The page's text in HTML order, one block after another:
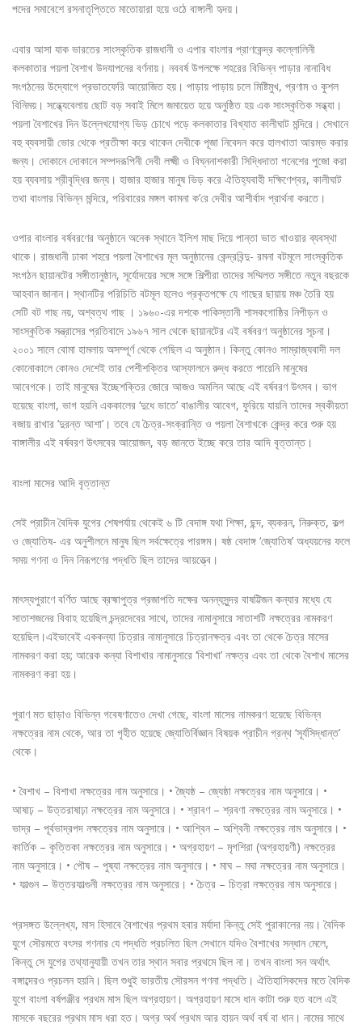
পদের সমাবেশে রসনাতৃপ্তিতে মাতোয়ারা হয়ে ওঠে বাঙ্গালী হৃদয়।
এবার আসা যাক ভারতের সাংস্কৃতিক রাজধানী ও এপার বাংলার প্রাণকেন্দ্র কল্লোলিনী
কলকাতার পয়লা বৈশাখ উদযাপনের বর্ণনায়। নববর্ষ উপলক্ষে শহরের বিভিন্ন পাড়ার নানাবিধ
সংগঠনের উদ্যোগে প্রভাতফেরি আয়োজিত হয়। পাড়ায় পাড়ায় চলে মিষ্টিমুখ, প্রণাম ও কুশল
বিনিময়। সন্ধ্যেবেলায় ছোট বড় সবাই মিলে জমায়েত হয়ে অনুষ্ঠিত হয় এক সাংস্কৃতিক সন্ধ্যা।
পয়লা বৈশাখের দিন উল্লেখযোগ্য ভিড় চোখে পড়ে কলকাতার বিখ্যাত কালীঘাট মন্দিরে। সেখানে
বহু ব্যবসায়ী ভোর থেকে প্রতীক্ষা করে থাকেন দেবীকে পূজা নিবেদন করে হালখাতা আরম্ভ করার
জন্য। দোকানে দোকানে সম্পদরূপিনী দেবী লক্ষ্মী ও বিঘ্ননাশকারী সিদ্ধিদাতা গনেশের পুজো করা
হয় ব্যবসায় শ্রীবৃদ্ধির জন্য। হাজার হাজার মানুষ ভিড় করে ঐতিহ্যবাহী দক্ষিণেশ্বর, কালীঘাট
তথা বাংলার বিভিন্ন মন্দিরে, পরিবারের মঙ্গল কামনা ক’রে দেবীর আশীর্বাদ প্রার্থনা করতে।
ওপার বাংলার বর্ষবরণের অনুষ্ঠানে অনেক স্থানে ইলিশ মাছ দিয়ে পান্তা ভাত খাওয়ার ব্যবস্থা
থাকে। রাজধানী ঢাকা শহরে পয়লা বৈশাখের মূল অনুষ্ঠানের কেন্দ্রবিন্দু- রমনা বটমূলে সাংস্কৃতিক
সংগঠন ছায়ানটের সঙ্গীতানুষ্ঠান, সূর্যোদয়ের সঙ্গে সঙ্গে শিল্পীরা তাদের সম্মিলত সঙ্গীতে নতুন বছরকে
আহবান জানান। স্থানটির পরিচিতি বটমূল হলেও প্রকৃতপক্ষে যে গাছের ছায়ায় মঞ্চ তৈরি হয়
সেটি বট গাছ নয়, অশ্বত্থ গাছ । ১৯৬০-এর দশকে পাকিস্তানী শাসকগোষ্ঠির নিপীড়ন ও
সাংস্কৃতিক সন্ত্রাসের প্রতিবাদে ১৯৬৭ সাল থেকে ছায়ানটের এই বর্ষবরণ অনুষ্ঠানের সূচনা।
২০০১ সালে বোমা হামলায় অসম্পূর্ণ থেকে গেছিল এ অনুষ্ঠান। কিন্তু কোনও সাম্রাজ্যবাদী দল
কোনোকালে কোনও দেশেই তার পেশীশক্তির আস্ফালনে রুদ্ধ করতে পারেনি মানুষের
আবেগকে। তাই মানুষের ইচ্ছেশক্তির জোরে আজও অমলিন আছে এই বর্ষবরণ উৎসব। ভাগ
হয়েছে বাংলা, ভাগ হয়নি এককালের ‘দুধে ভাতে’ বাঙালীর আবেগ, ফুরিয়ে যায়নি তাদের স্বকীয়তা
বজায় রাখার ‘দুরন্ত আশা’। তবে যে চৈত্র-সংক্রান্তি ও পয়লা বৈশাখকে কেন্দ্র করে শুরু হয়
বাঙ্গালীর এই বর্ষবরণ উৎসবের আয়োজন, বড় জানতে ইচ্ছে করে তার আদি বৃত্তান্ত।
বাংলা মাসের আদি বৃত্তান্ত
সেই প্রাচীন বৈদিক যুগের শেষপর্যায় থেকেই ৬ টি বেদাঙ্গ যথা শিক্ষা, ছন্দ, ব্যকরন, নিরুক্ত, কল্প
ও জ্যোতিষ- এর অনুশীলনে মানুষ ছিল সর্বক্ষেত্রে পারঙ্গম। ষষ্ঠ বেদাঙ্গ ‘জ্যোতিষ’ অধ্যয়নের ফলে
সময় গণনা ও দিন নিরূপণের পদ্ধতি ছিল তাদের আয়ত্ত্বে।
মাৎস্যপুরাণে বর্ণিত আছে ব্রহ্মাপুত্র প্রজাপতি দক্ষের অনন্যসুন্দর বাষট্টিজন কন্যার মধ্যে যে
সাতাশজনের বিবাহ হয়েছিল চন্দ্রদেবের সাথে, তাদের নামানুসারে সাতাশটি নক্ষত্রের নামকরণ
হয়েছিল।এইভাবেই এককন্যা চিত্রার নামানুসারে চিত্রানক্ষত্র এবং তা থেকে চৈত্র মাসের
নামকরণ করা হয়; আরেক কন্যা বিশাখার নামানুসারে ‘বিশাখা’ নক্ষত্র এবং তা থেকে বৈশাখ মাসের
নামকরণ করা হয়।
পুরাণ মত ছাড়াও বিভিন্ন গবেষণাতেও দেখা গেছে, বাংলা মাসের নামকরণ হয়েছে বিভিন্ন
নক্ষত্রের নাম থেকে, আর তা গৃহীত হয়েছে জ্যোতির্বিজ্ঞান বিষয়ক প্রাচীন গ্রন্থ ‘সূর্যসিদ্ধান্ত’
থেকে।
• বৈশাখ – বিশাখা নক্ষত্রের নাম অনুসারে। • জ্যৈষ্ঠ – জ্যেষ্ঠা নক্ষত্রের নাম অনুসারে। •
আষাঢ় – উত্তরাষাঢ়া নক্ষত্রের নাম অনুসারে। • শ্রাবণ – শ্রবণা নক্ষত্রের নাম অনুসারে। •
ভাদ্র – পূর্বভাদ্রপদ নক্ষত্রের নাম অনুসারে। • আশ্বিন – অশ্বিনী নক্ষত্রের নাম অনুসারে। •
কার্তিক – কৃত্তিকা নক্ষত্রের নাম অনুসারে। • অগ্রহায়ণ – মৃগশিরা (অগ্রহায়ণী) নক্ষত্রের
নাম অনুসারে। • পৌষ – পুষ্যা নক্ষত্রের নাম অনুসারে। • মাঘ – মঘা নক্ষত্রের নাম অনুসারে।
• ফাল্গুন – উত্তরফাল্গুনী নক্ষত্রের নাম অনুসারে। • চৈত্র – চিত্রা নক্ষত্রের নাম অনুসারে।
প্রসঙ্গত উল্লেখ্য, মাস হিসাবে বৈশাখের প্রথম হবার মর্যাদা কিন্তু সেই পুরাকালের নয়। বৈদিক
যুগে সৌরমতে বৎসর গণনার যে পদ্ধতি প্রচলিত ছিল সেখানে যদিও বৈশাখের সন্ধান মেলে,
কিন্তু সে যুগের তথ্যানুযায়ী তখন তার স্থান সবার প্রথমে ছিল না। তখন বাংলা সন অর্থাৎ
বঙ্গাব্দেরও প্রচলন হয়নি। ছিল শুধুই ভারতীয় সৌরসন গণনা পদ্ধতি। ঐতিহাসিকদের মতে বৈদিক
যুগে বাংলা বর্ষপঞ্জীর প্রথম মাস ছিল অগ্রহায়ণ। অগ্রহায়ণ মাসে ধান কাটা শুরু হত বলে এই
মাসকে বছরের প্রথম মাস ধরা হত। অগ্র অর্থ প্রথম আর হায়ন অর্থ বর্ষ বা ধান। নামের সাথে